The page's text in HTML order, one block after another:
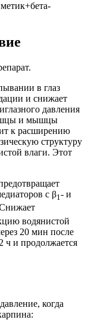
в глаз
и снижает
давления
и мышцы
к расширению
структуру
влаги. Этот
с β1- и
водянистой
20 мин после
ч и продолжается
когда